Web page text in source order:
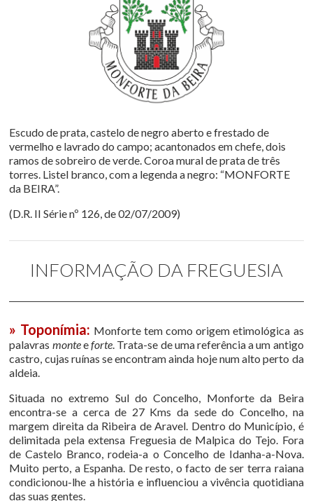
Escudo de prata, castelo de negro aberto e frestado de
vermelho e lavrado do campo; acantonados em chefe, dois
ramos de sobreiro de verde. Coroa mural de prata de três
torres. Listel branco, com a legenda a negro: “MONFORTE
da BEIRA”.
(D.R. II Série nº 126, de 02/07/2009)
INFORMAÇÃO DA FREGUESIA
» Toponímia: Monforte tem como origem etimológica as
palavras monteeforte. Trata-se de uma referência a um antigo
castro, cujas ruínas se encontram ainda hoje num alto perto da
aldeia.
Situada no extremo Sul do Concelho, Monforte da Beira
encontra-se a cerca de 27 Kms da sede do Concelho, na
margem direita da Ribeira de Aravel. Dentro do Município, é
delimitada pela extensa Freguesia de Malpica do Tejo. Fora
de Castelo Branco, rodeia-a o Concelho de Idanha-a-Nova.
Muito perto, a Espanha. De resto, o facto de ser terra raiana
condicionou-lhe a história e influenciou a vivência quotidiana
das suas gentes.